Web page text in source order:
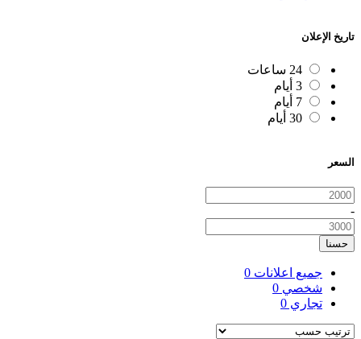
تاريخ الإعلان
24 ساعات
3 أيام
7 أيام
30 أيام
السعر
-
حسنا
جميع اعلانات 0
شخصي 0
تجاري 0